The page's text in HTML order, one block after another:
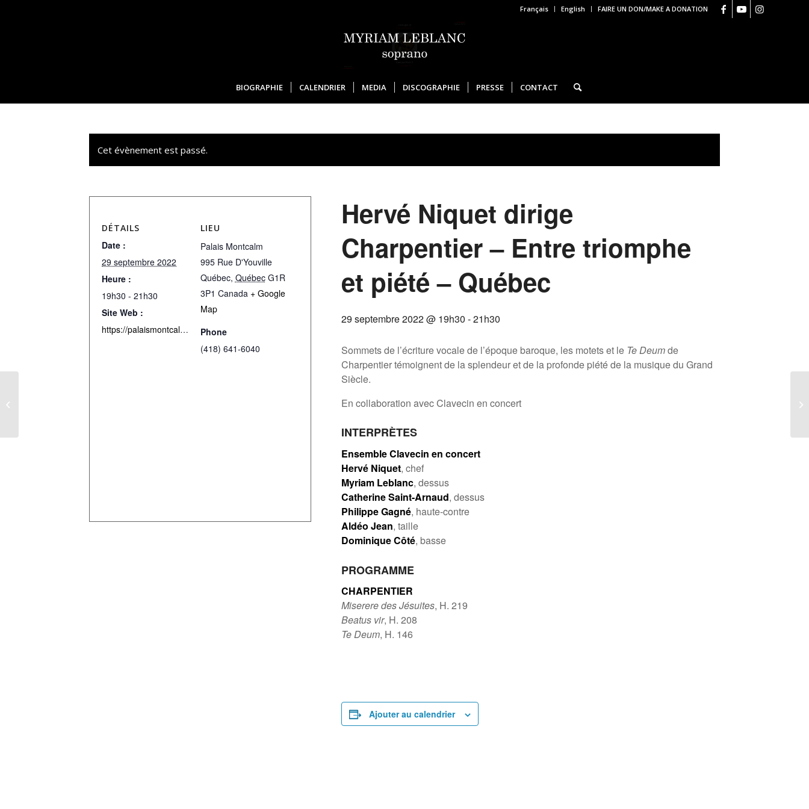
Français English FAIRE UN DON/MAKE A DONATION
BIOGRAPHIE CALENDRIER MEDIA DISCOGRAPHIE PRESSE CONTACT
Cet évènement est passé.
Hervé Niquet dirige
Charpentier – Entre triomphe
et piété – Québec
29 septembre 2022 @ 19h30 -21h30
Sommets de l’écriture vocale de l’époque baroque, les motets et le Te Deumde
Charpentier témoignent de la splendeur et de la profonde piété de la musique du Grand
Siècle.
En collaboration avec Clavecin en concert
INTERPRÈTES
Ensemble Clavecin en concert
Hervé Niquet, chef
Myriam Leblanc, dessus
Catherine Saint-Arnaud, dessus
Philippe Gagné, haute-contre
Aldéo Jean, taille
Dominique Côté, basse
PROGRAMME
CHARPENTIER
Miserere des Jésuites, H. 219
Beatus vir, H. 208
Te Deum, H. 146
Ajouter au calendrier
DÉTAILS
Date :
29 septembre 2022
Heure :
19h30 - 21h30
Site Web :
https://palaismontcalm.tuxedobillet.com/main/clavecin-en-concert-entre-triomphe-et-piete
LIEU
Palais Montcalm
995 Rue D'Youville
Québec, Québec G1R
3P1 Canada + Google
Map
Phone
(418) 641-6040